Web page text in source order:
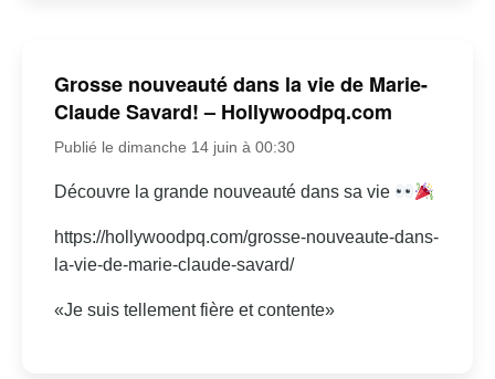
Grosse nouveauté dans la vie de Marie-
Claude Savard! – Hollywoodpq.com
Publié le dimanche 14 juin à 00:30
Découvre la grande nouveauté dans sa vie
https://hollywoodpq.com/grosse-nouveaute-dans-
la-vie-de-marie-claude-savard/
«Je suis tellement fière et contente»